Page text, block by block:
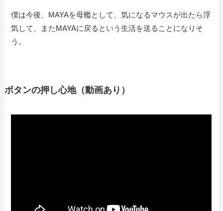
僕は今後、MAYAを母艦として、気になるマウスが出たら浮
気して、またMAYAに戻るという生活を送ることになりそ
う。
ボタンの押し心地（動画あり）